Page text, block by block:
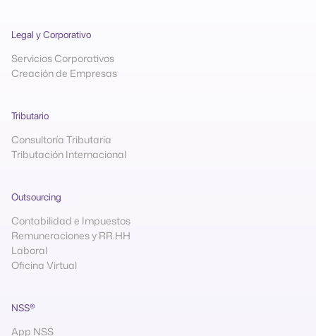
Legal y Corporativo
Servicios Corporativos
Creación de Empresas
Tributario
Consultoría Tributaria
Tributación Internacional
Outsourcing
Contabilidad e Impuestos
Remuneraciones y RR.HH
Laboral
Oficina Virtual
NSS®
App NSS